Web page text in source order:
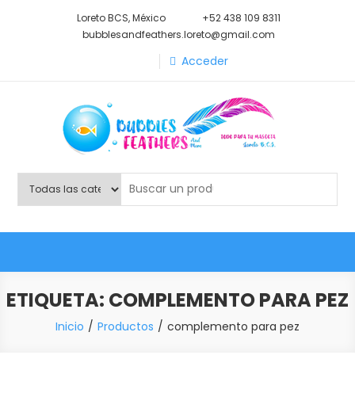
Loreto BCS, México
+52 438 109 8311
bubblesandfeathers.loreto@gmail.com
Acceder
Shop Bubbles Feathers And
More
ETIQUETA: COMPLEMENTO PARA PEZ
Inicio Productos complemento para pez